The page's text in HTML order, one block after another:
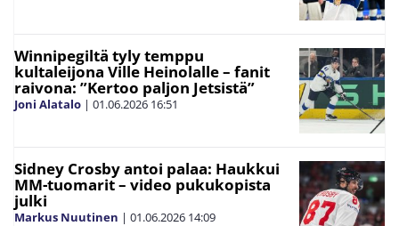
Winnipegiltä tyly temppu
kultaleijona Ville Heinolalle – fanit
raivona: ”Kertoo paljon Jetsistä”
Joni Alatalo | 01.06.2026 16:51
Sidney Crosby antoi palaa: Haukkui
MM-tuomarit – video pukukopista
julki
Markus Nuutinen | 01.06.2026 14:09